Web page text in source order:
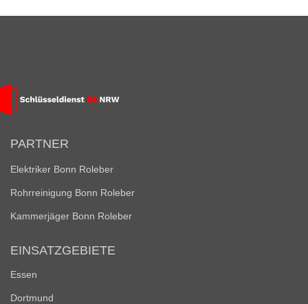
PARTNER
Elektriker Bonn Roleber
Rohrreinigung Bonn Roleber
Kammerjäger Bonn Roleber
EINSATZGEBIETE
Essen
Dortmund